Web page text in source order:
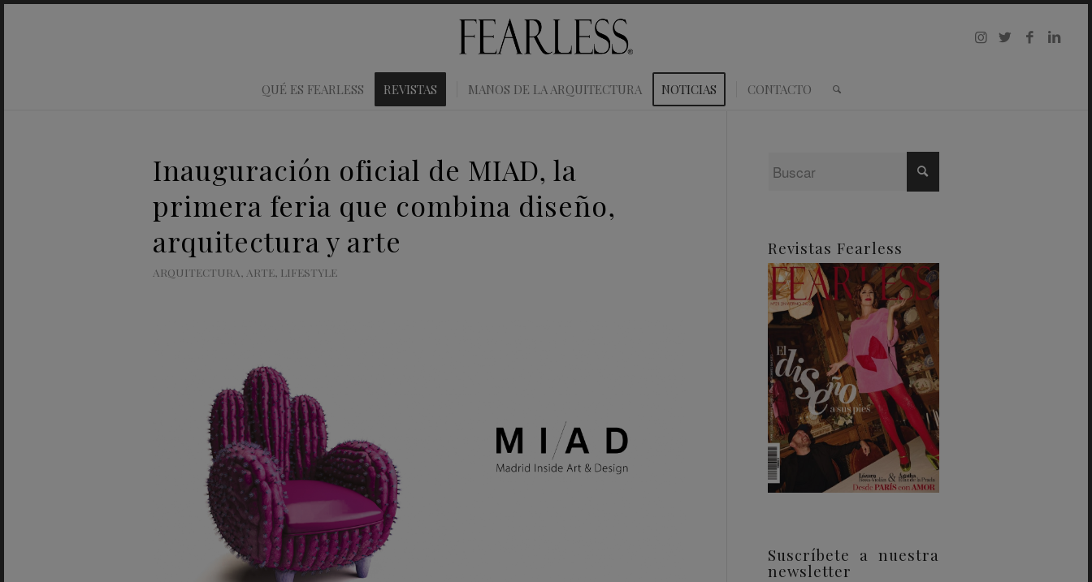
QUÉ ES FEARLESS REVISTAS MANOS DE LA ARQUITECTURA NOTICIAS CONTACTO
Inauguración oficial de MIAD, la
primera feria que combina diseño,
arquitectura y arte
ARQUITECTURA, ARTE, LIFESTYLE
Revistas Fearless
Suscríbete a nuestra
newsletter